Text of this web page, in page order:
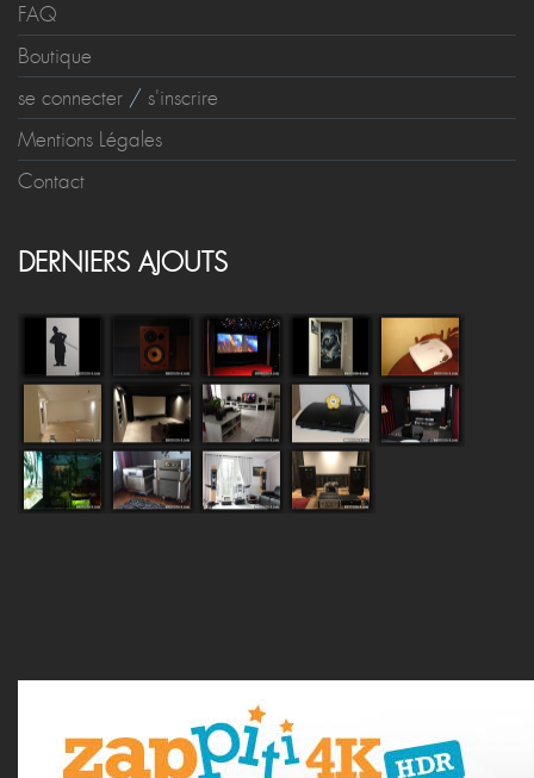
FAQ
Boutique
se connecter / s'inscrire
Mentions Légales
Contact
DERNIERS AJOUTS